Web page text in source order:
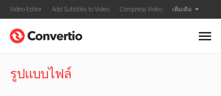
Video Editor Add Subtitles to Video Compress Video เพิ่มเติม
รูปแบบไฟล์